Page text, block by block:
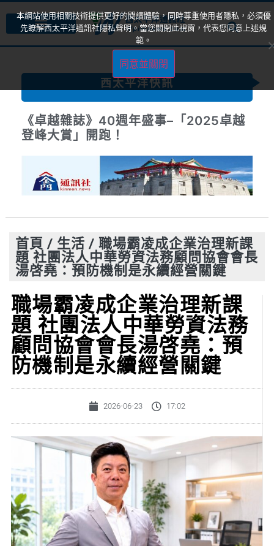
西太平洋快訊
《卓越雜誌》40週年盛事–「2025卓越
登峰大賞」開跑！
首頁 / 生活 / 職場霸凌成企業治理新課
題 社團法人中華勞資法務顧問協會會長
湯啓堯：預防機制是永續經營關鍵
職場霸凌成企業治理新課
題 社團法人中華勞資法務
顧問協會會長湯啓堯：預
防機制是永續經營關鍵
2026-06-23 17:02
本網站使用相關技術提供更好的閱讀體驗，同時尊重使用者隱私，必須優
先瞭解西太平洋通訊社隱私聲明。當您關閉此視窗，代表您同意上述規
範。
同意並關閉